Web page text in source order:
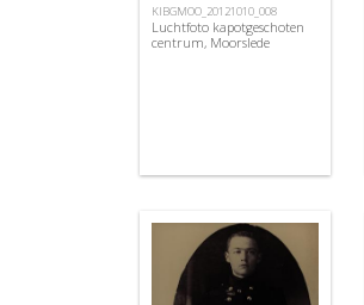
KIBGMOO_20121010_008
Luchtfoto kapotgeschoten
centrum, Moorslede